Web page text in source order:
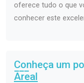
oferece tudo o que
conhecer este
Conheça um
Areal